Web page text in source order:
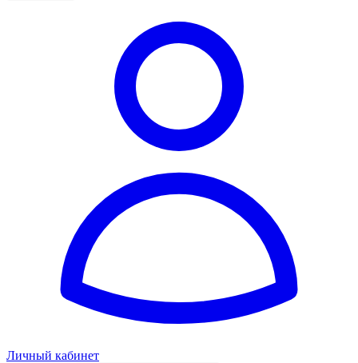
Личный кабинет